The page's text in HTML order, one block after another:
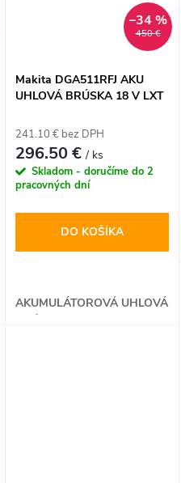
450 €
–34 %
Makita DGA511RFJ AKU
UHLOVÁ BRÚSKA 18 V LXT
241.10 € bez DPH
296.50 €/ ks
Skladom - doručíme do 2
pracovných dní
DO KOŠÍKA
AKUMULÁTOROVÁ UHLOVÁ